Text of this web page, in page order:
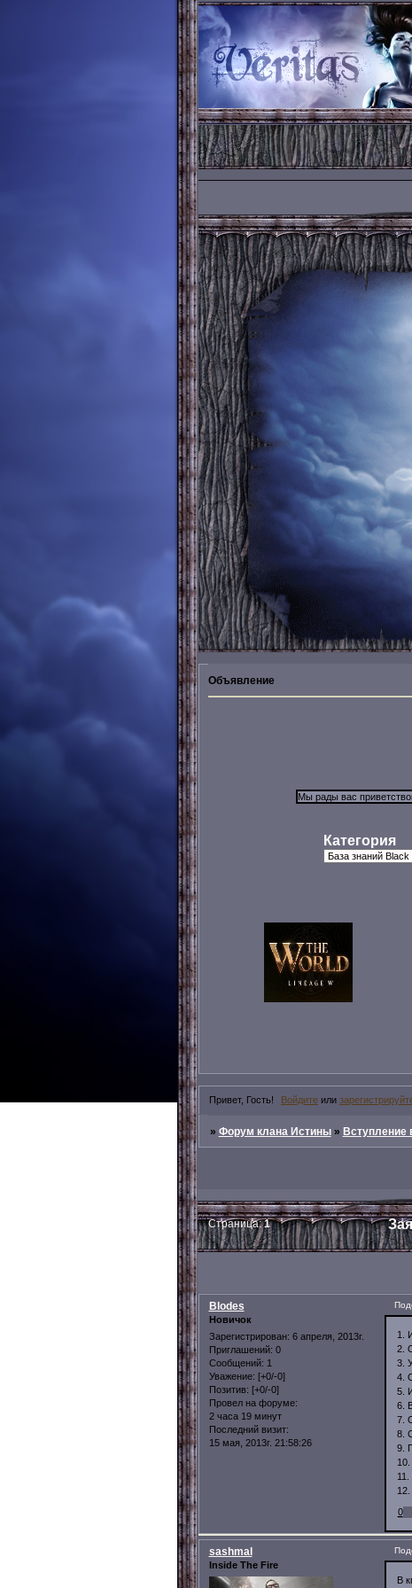
Объявление
Категория
Привет, Гость! Войдите или
» Форум клана Истины » Вступление
Страница:1
Blodes
Новичок
Зарегистрирован: 6 апреля, 2013г.
Приглашений: 0
Сообщений: 1
Уважение: [+0/-0]
Позитив: [+0/-0]
Провел на форуме:
2 часа 19 минут
Последний визит:
15 мая, 2013г. 21:58:26
1.
2.
3.
4.
5.
6.
7.
8.
9.
0
sashmal
Inside The Fire
В